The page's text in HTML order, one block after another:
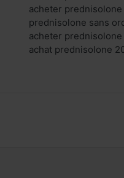
acheter
prednisolone sans
acheter
achat prednisolone